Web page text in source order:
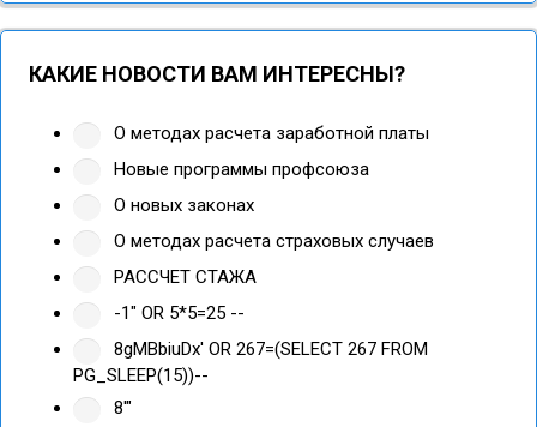
КАКИЕ НОВОСТИ ВАМ ИНТЕРЕСНЫ?
О методах расчета заработной платы
Новые программы профсоюза
О новых законах
О методах расчета страховых случаев
РАССЧЕТ СТАЖА
-1" OR 5*5=25 --
8gMBbiuDx' OR 267=(SELECT 267 FROM
PG_SLEEP(15))--
8'"